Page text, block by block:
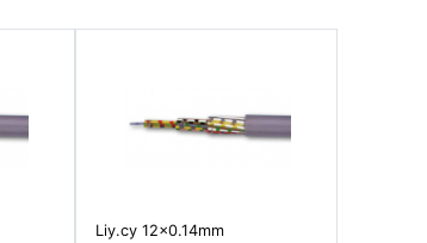
Liy.cy 12x0.14mm